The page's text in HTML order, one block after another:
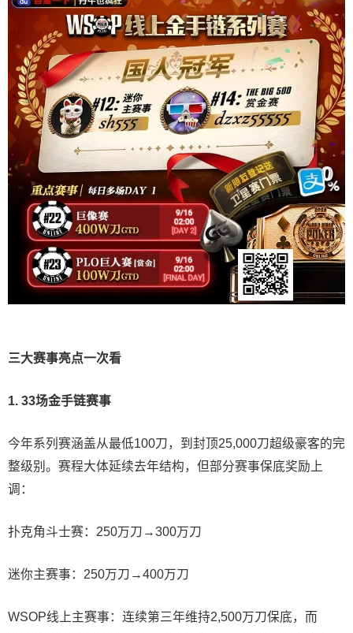
三大赛事亮点一次看
1. 33场金手链赛事
今年系列赛涵盖从最低100刀，到封顶25,000刀超级豪客的完
整级别。赛程大体延续去年结构，但部分赛事保底奖励上
调：
扑克角斗士赛：250万刀→300万刀
迷你主赛事：250万刀→400万刀
WSOP线上主赛事：连续第三年维持2,500万刀保底，而